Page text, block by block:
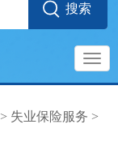
> 失业保险服务 >